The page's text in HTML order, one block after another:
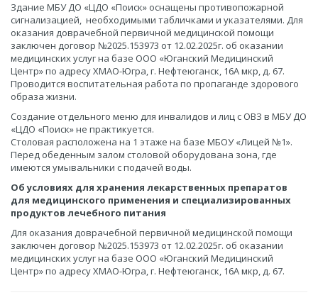
Здание МБУ ДО «ЦДО «Поиск» оснащены противопожарной
сигнализацией, необходимыми табличками и указателями. Для
оказания доврачебной первичной медицинской помощи
заключен договор №2025.153973 от 12.02.2025г. об оказании
медицинских услуг на базе ООО «Юганский Медицинский
Центр» по адресу ХМАО-Югра, г. Нефтеюганск, 16А мкр, д. 67.
Проводится воспитательная работа по пропаганде здорового
образа жизни.
Создание отдельного меню для инвалидов и лиц с ОВЗ в МБУ ДО
«ЦДО «Поиск» не практикуется.
Столовая расположена на 1 этаже на базе МБОУ «Лицей №1».
Перед обеденным залом столовой оборудована зона, где
имеются умывальники с подачей воды.
Об условиях для хранения лекарственных препаратов
для медицинского применения и специализированных
продуктов лечебного питания
Для оказания доврачебной первичной медицинской помощи
заключен договор №2025.153973 от 12.02.2025г. об оказании
медицинских услуг на базе ООО «Юганский Медицинский
Центр» по адресу ХМАО-Югра, г. Нефтеюганск, 16А мкр, д. 67.